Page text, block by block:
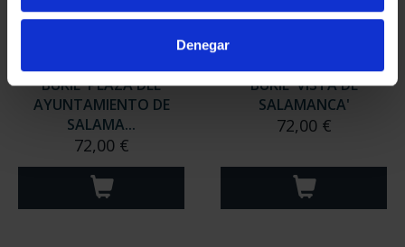
Denegar
BURIL 'PLAZA DEL
AYUNTAMIENTO DE
SALAMA...
72,00 €
BURIL 'VISTA DE
SALAMANCA'
72,00 €